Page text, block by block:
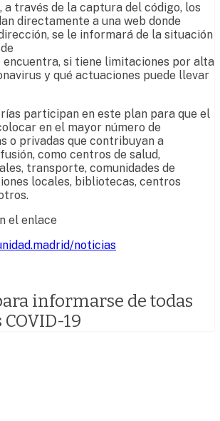
a través de la captura del código, los
directamente a una web donde
se le informará de la situación
encuentra, si tiene limitaciones por alta
y qué actuaciones puede llevar
participan en este plan para que el
en el mayor número de
o privadas que contribuyan a
como centros de salud,
transporte, comunidades de
locales, bibliotecas, centros
el enlace
noticias
informarse de todas
19